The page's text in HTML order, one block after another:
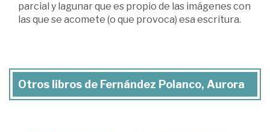
parcial y lagunar que es propio de las imágenes con
las que se acomete (o que provoca) esa escritura.
Otros libros de Fernández Polanco, Aurora